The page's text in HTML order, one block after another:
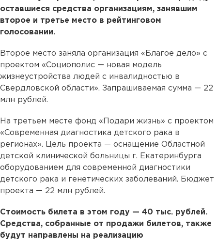
оставшиеся средства организациям, занявшим
второе и третье место в рейтинговом
голосовании.
Второе место заняла организация «Благое дело» с
проектом «Социополис — новая модель
жизнеустройства людей с инвалидностью в
Свердловской области». Запрашиваемая сумма — 22
млн рублей.
На третьем месте фонд «Подари жизнь» с проектом
«Современная диагностика детского рака в
регионах». Цель проекта — оснащение Областной
детской клинической больницы г. Екатеринбурга
оборудованием для современной диагностики
детского рака и генетических заболеваний. Бюджет
проекта — 22 млн рублей.
Стоимость билета в этом году — 40 тыс. рублей.
Средства, собранные от продажи билетов, также
будут направлены на реализацию